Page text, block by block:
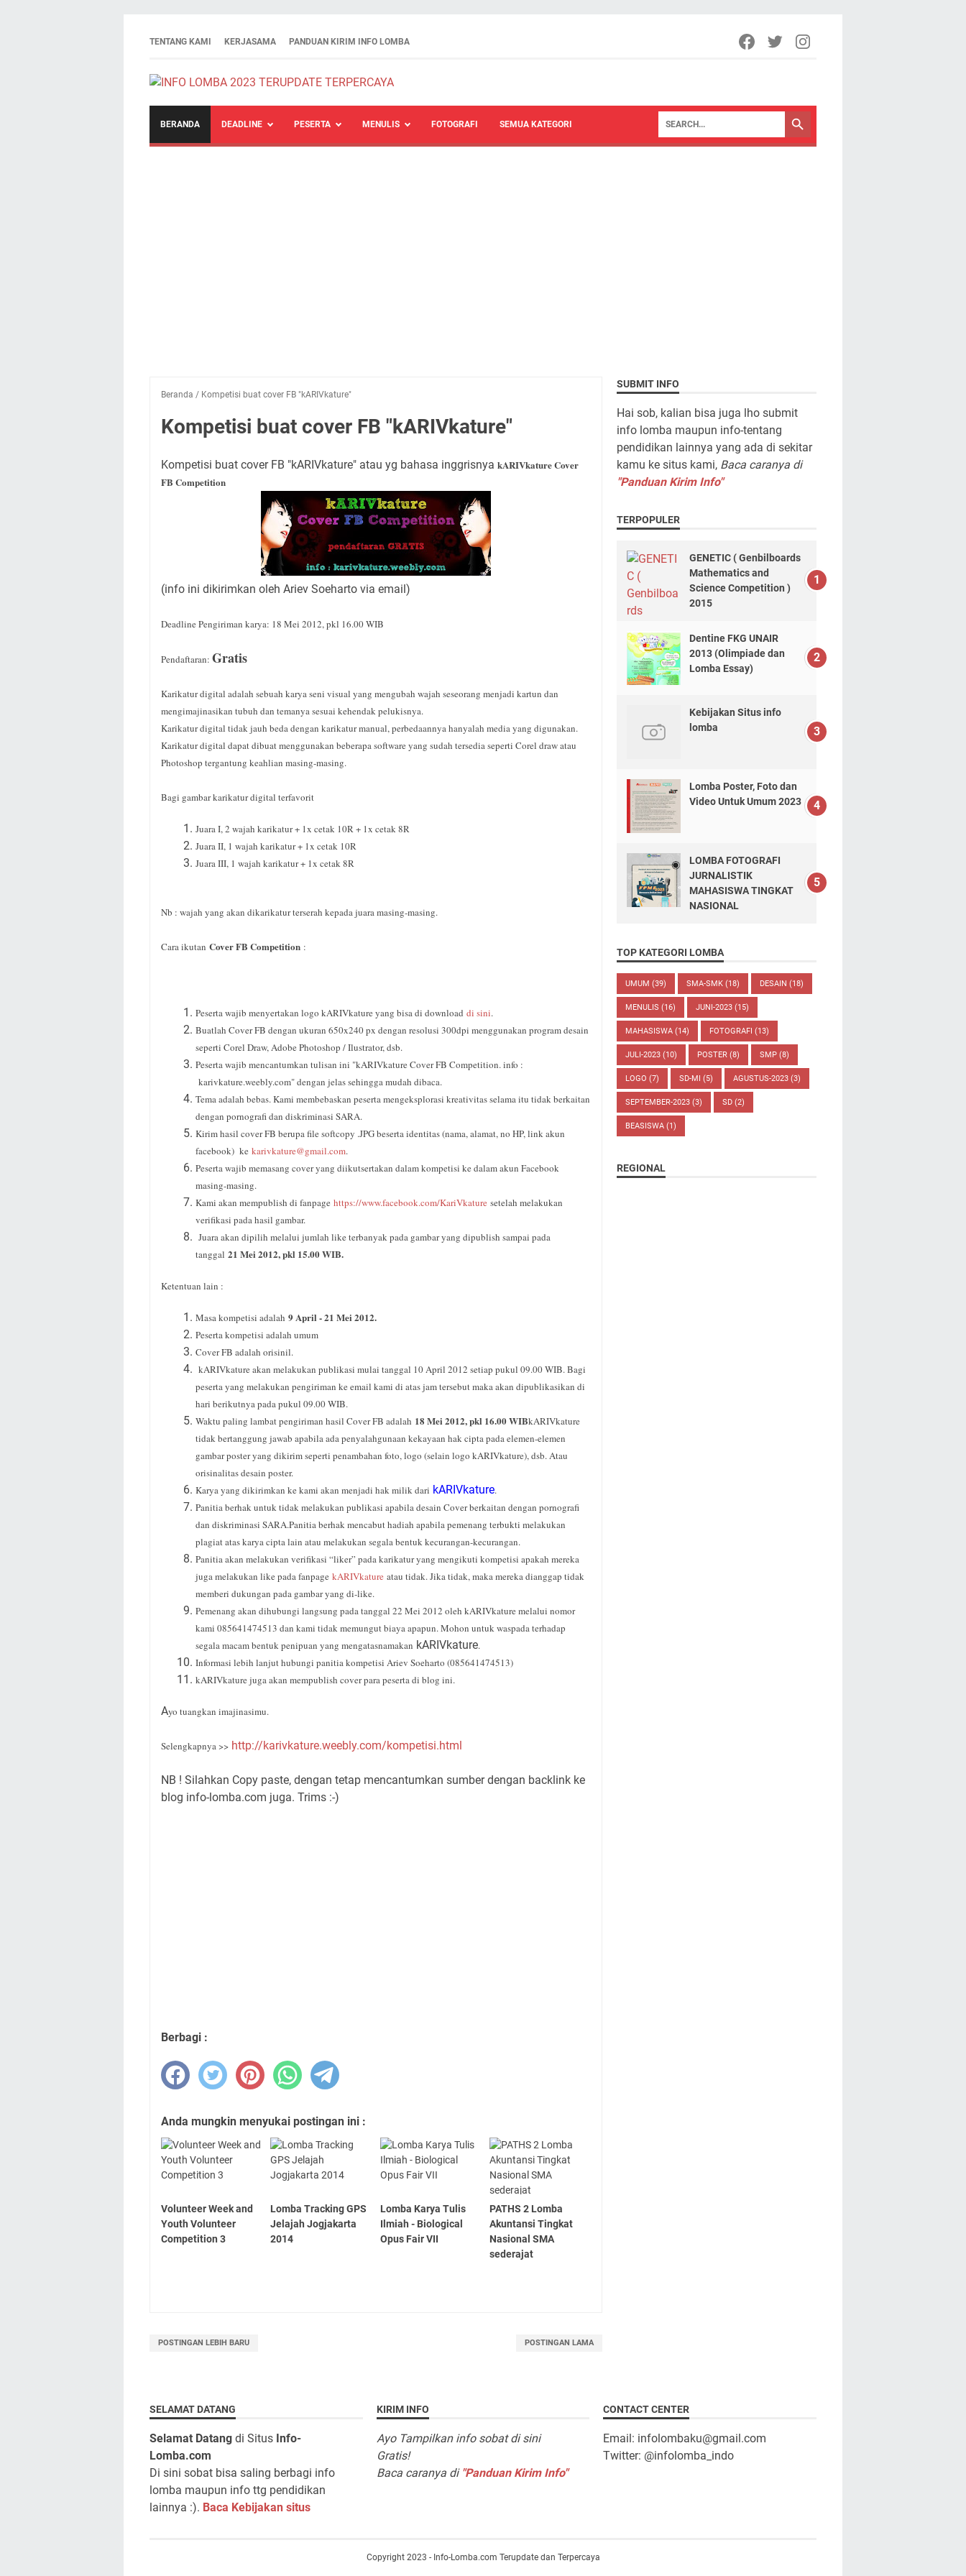
TENTANG KAMI KERJASAMA PANDUAN KIRIM INFO LOMBA
BERANDA DEADLINE PESERTA MENULIS FOTOGRAFI SEMUA KATEGORI
Beranda / Kompetisi buat cover FB "kARIVkature"
Kompetisi buat cover FB "kARIVkature"
Kompetisi buat cover FB "kARIVkature" atau yg bahasa inggrisnya kARIVkature Cover
FB Competition
(info ini dikirimkan oleh Ariev Soeharto via email)
Deadline Pengiriman karya: 18 Mei 2012, pkl 16.00 WIB
Pendaftaran: Gratis
Karikatur digital adalah sebuah karya seni visual yang mengubah wajah seseorang menjadi kartun dan
mengimajinasikan tubuh dan temanya sesuai kehendak pelukisnya.
Karikatur digital tidak jauh beda dengan karikatur manual, perbedaannya hanyalah media yang digunakan.
Karikatur digital dapat dibuat menggunakan beberapa software yang sudah tersedia seperti Corel draw atau
Photoshop tergantung keahlian masing-masing.
Bagi gambar karikatur digital terfavorit
Juara I, 2 wajah karikatur + 1x cetak 10R + 1x cetak 8R
Juara II, 1 wajah karikatur + 1x cetak 10R
Juara III, 1 wajah karikatur + 1x cetak 8R
Nb : wajah yang akan dikarikatur terserah kepada juara masing-masing.
Cara ikutan Cover FB Competition :
Peserta wajib menyertakan logo kARIVkature yang bisa di download di sini.
Buatlah Cover FB dengan ukuran 650x240 px dengan resolusi 300dpi menggunakan program desain
seperti Corel Draw, Adobe Photoshop / Ilustrator, dsb.
Peserta wajib mencantumkan tulisan ini "kARIVkature Cover FB Competition. info :
karivkature.weebly.com" dengan jelas sehingga mudah dibaca.
Tema adalah bebas. Kami membebaskan peserta mengeksplorasi kreativitas selama itu tidak berkaitan
dengan pornografi dan diskriminasi SARA.
Kirim hasil cover FB berupa file softcopy .JPG beserta identitas (nama, alamat, no HP, link akun
facebook) ke karivkature@gmail.com.
Peserta wajib memasang cover yang diikutsertakan dalam kompetisi ke dalam akun Facebook
masing-masing.
Kami akan mempublish di fanpage https://www.facebook.com/KariVkature setelah melakukan
verifikasi pada hasil gambar.
Juara akan dipilih melalui jumlah like terbanyak pada gambar yang dipublish sampai pada
tanggal 21 Mei 2012, pkl 15.00 WIB.
Ketentuan lain :
Masa kompetisi adalah 9 April - 21 Mei 2012.
Peserta kompetisi adalah umum
Cover FB adalah orisinil.
kARIVkature akan melakukan publikasi mulai tanggal 10 April 2012 setiap pukul 09.00 WIB. Bagi
peserta yang melakukan pengiriman ke email kami di atas jam tersebut maka akan dipublikasikan di
hari berikutnya pada pukul 09.00 WIB.
Waktu paling lambat pengiriman hasil Cover FB adalah 18 Mei 2012, pkl 16.00 WIBkARIVkature
tidak bertanggung jawab apabila ada penyalahgunaan kekayaan hak cipta pada elemen-elemen
gambar poster yang dikirim seperti penambahan foto, logo (selain logo kARIVkature), dsb. Atau
orisinalitas desain poster.
Karya yang dikirimkan ke kami akan menjadi hak milik dari kARIVkature.
Panitia berhak untuk tidak melakukan publikasi apabila desain Cover berkaitan dengan pornografi
dan diskriminasi SARA.Panitia berhak mencabut hadiah apabila pemenang terbukti melakukan
plagiat atas karya cipta lain atau melakukan segala bentuk kecurangan-kecurangan.
Panitia akan melakukan verifikasi “liker” pada karikatur yang mengikuti kompetisi apakah mereka
juga melakukan like pada fanpage kARIVkature atau tidak. Jika tidak, maka mereka dianggap tidak
memberi dukungan pada gambar yang di-like.
Pemenang akan dihubungi langsung pada tanggal 22 Mei 2012 oleh kARIVkature melalui nomor
kami 085641474513 dan kami tidak memungut biaya apapun. Mohon untuk waspada terhadap
segala macam bentuk penipuan yang mengatasnamakan kARIVkature.
Informasi lebih lanjut hubungi panitia kompetisi Ariev Soeharto (085641474513)
kARIVkature juga akan mempublish cover para peserta di blog ini.
Ayo tuangkan imajinasimu.
Selengkapnya >> http://karivkature.weebly.com/kompetisi.html
NB ! Silahkan Copy paste, dengan tetap mencantumkan sumber dengan backlink ke
blog info-lomba.com juga. Trims :-)
Berbagi :
Anda mungkin menyukai postingan ini :
Volunteer Week and
Youth Volunteer
Competition 3
Lomba Tracking GPS
Jelajah Jogjakarta
2014
Lomba Karya Tulis
Ilmiah - Biological
Opus Fair VII
PATHS 2 Lomba
Akuntansi Tingkat
Nasional SMA
sederajat
POSTINGAN LEBIH BARU POSTINGAN LAMA
SUBMIT INFO
Hai sob, kalian bisa juga lho submit
info lomba maupun info-tentang
pendidikan lainnya yang ada di sekitar
kamu ke situs kami, Baca caranya di
"Panduan Kirim Info"
TERPOPULER
GENETIC ( Genbilboards
Mathematics and
Science Competition )
2015
Dentine FKG UNAIR
2013 (Olimpiade dan
Lomba Essay)
Kebijakan Situs info
lomba
Lomba Poster, Foto dan
Video Untuk Umum 2023
LOMBA FOTOGRAFI
JURNALISTIK
MAHASISWA TINGKAT
NASIONAL
TOP KATEGORI LOMBA
UMUM (39) SMA-SMK (18) DESAIN (18)
MENULIS (16) JUNI-2023 (15)
MAHASISWA (14) FOTOGRAFI (13)
JULI-2023 (10) POSTER (8) SMP (8)
LOGO (7) SD-MI (5) AGUSTUS-2023 (3)
SEPTEMBER-2023 (3) SD (2)
BEASISWA (1)
REGIONAL
SELAMAT DATANG
Selamat Datang di Situs Info-
Lomba.com
Di sini sobat bisa saling berbagi info
lomba maupun info ttg pendidikan
lainnya :). Baca Kebijakan situs
KIRIM INFO
Ayo Tampilkan info sobat di sini
Gratis!
Baca caranya di "Panduan Kirim Info"
CONTACT CENTER
Email: infolombaku@gmail.com
Twitter: @infolomba_indo
Copyright 2023 - Info-Lomba.com Terupdate dan Terpercaya